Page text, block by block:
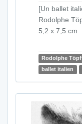
[Un ballet
Rodolphe
5,2 x 7,5 cm
Rodolphe
ballet italien